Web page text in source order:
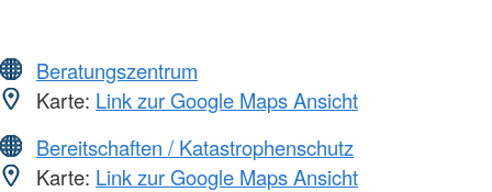
Beratungszentrum
Karte: Link zur Google Maps Ansicht
Bereitschaften / Katastrophenschutz
Karte: Link zur Google Maps Ansicht